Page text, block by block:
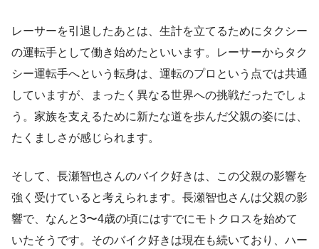
レーサーを引退したあとは、生計を立てるためにタクシー
の運転手として働き始めたといいます。レーサーからタク
シー運転手へという転身は、運転のプロという点では共通
していますが、まったく異なる世界への挑戦だったでしょ
う。家族を支えるために新たな道を歩んだ父親の姿には、
たくましさが感じられます。
そして、長瀬智也さんのバイク好きは、この父親の影響を
強く受けていると考えられます。長瀬智也さんは父親の影
響で、なんと3〜4歳の頃にはすでにモトクロスを始めて
いたそうです。そのバイク好きは現在も続いており、ハー